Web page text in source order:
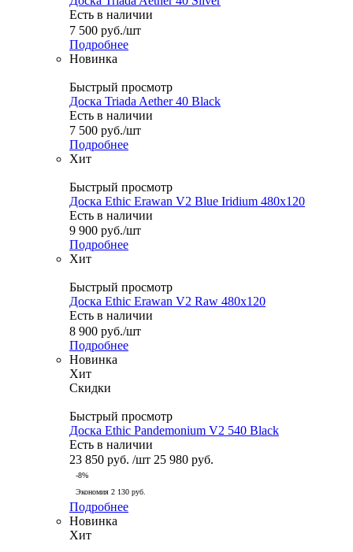
Есть в наличии
7 500 руб./шт
Подробнее
Новинка
Быстрый просмотр
Доска Triada Aether 40 Black
Есть в наличии
7 500 руб./шт
Подробнее
Хит
Быстрый просмотр
Доска Ethic Erawan V2 Blue Iridium 480x120
Есть в наличии
9 900 руб./шт
Подробнее
Хит
Быстрый просмотр
Доска Ethic Erawan V2 Raw 480x120
Есть в наличии
8 900 руб./шт
Подробнее
Новинка
Хит
Скидки
Быстрый просмотр
Доска Ethic Pandemonium V2 540 Black
Есть в наличии
23 850 руб. /шт 25 980 руб.
-8%
Экономия 2 130 руб.
Подробнее
Новинка
Хит